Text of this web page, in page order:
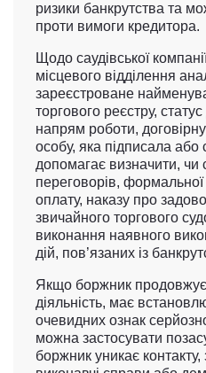
ризики банкрутства та
проти вимоги кредитора.
Щодо саудівської
місцевого відділення
зареєстроване
торгового реєстру,
напрям роботи,
особу, яка підписала
допомагає визначити, чи
переговорів,
оплату, наказу про
звичайного торгового
виконання наявного
дій, пов’язаних із
Якщо боржник продовжує
діяльність, має
очевидних ознак
можна застосувати
боржник уникає